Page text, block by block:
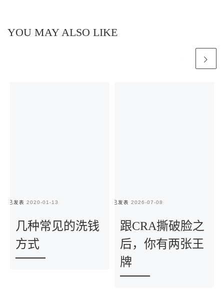
YOU MAY ALSO LIKE
已发表 2020-01-13
几种常见的洗钱
方式
已发表 2026-07-08
跟CRA撕破脸之
后，你有两张王
牌